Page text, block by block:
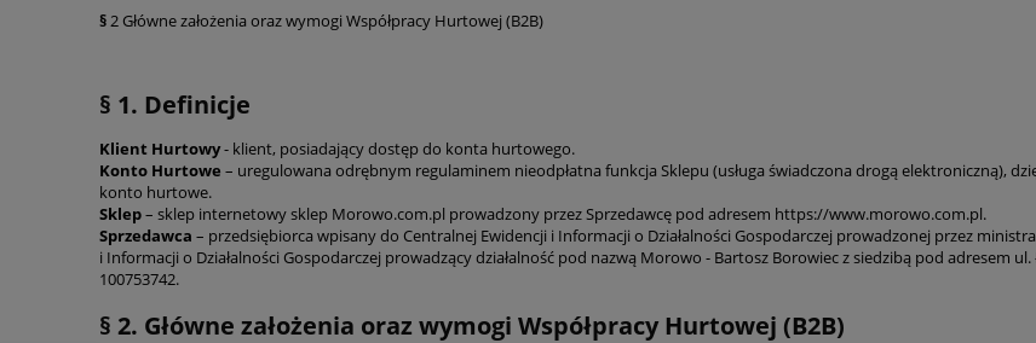
§2 Główne założenia oraz wymogi Współpracy Hurtowej (B2B)
§ 1. Definicje
Klient Hurtowy- klient, posiadający dostęp do konta hurtowego.
Konto Hurtowe – uregulowana odrębnym regulaminem nieodpłatna funkcja Sklepu (usługa świadczona drogą elektroniczną),
konto hurtowe.
Sklep– sklep internetowy sklep Morowo.com.pl prowadzony przez Sprzedawcę pod adresem https://www.morowo.com.pl.
Sprzedawca – przedsiębiorca wpisany do Centralnej Ewidencji i Informacji o Działalności Gospodarczej prowadzonej przez
i Informacji o Działalności Gospodarczej prowadzący działalność pod nazwą Morowo - Bartosz Borowiec z siedzibą pod adresem ul.
100753742.
§ 2. Główne założenia oraz wymogi Współpracy Hurtowej (B2B)